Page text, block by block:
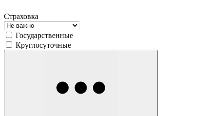
Страховка
Государственные
Круглосуточные